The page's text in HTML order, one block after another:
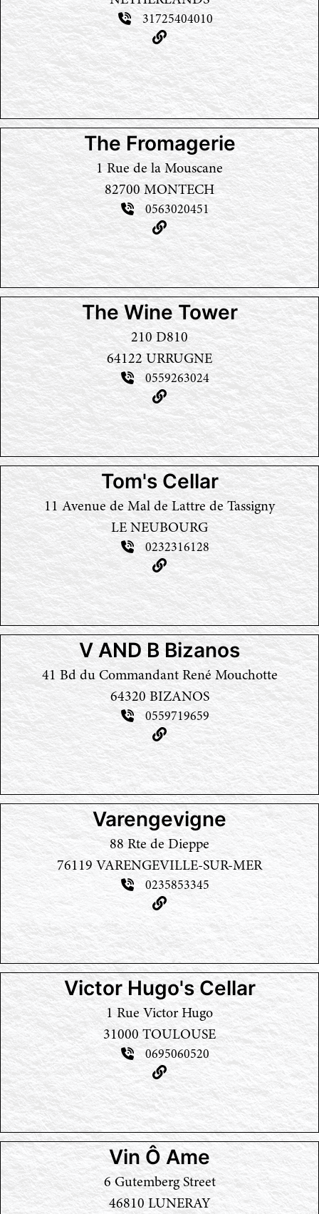
31725404010
The Fromagerie
1 Rue de la Mouscane
82700 MONTECH
0563020451
The Wine Tower
210 D810
64122 URRUGNE
0559263024
Tom's Cellar
11 Avenue de Mal de Lattre de Tassigny
LE NEUBOURG
0232316128
V AND B Bizanos
41 Bd du Commandant René Mouchotte
64320 BIZANOS
0559719659
Varengevigne
88 Rte de Dieppe
76119 VARENGEVILLE-SUR-MER
0235853345
Victor Hugo's Cellar
1 Rue Victor Hugo
31000 TOULOUSE
0695060520
Vin Ô Ame
6 Gutemberg Street
46810 LUNERAY